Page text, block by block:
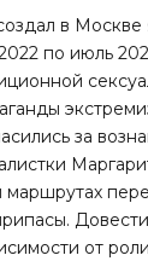
в Москве
по июль
за
от